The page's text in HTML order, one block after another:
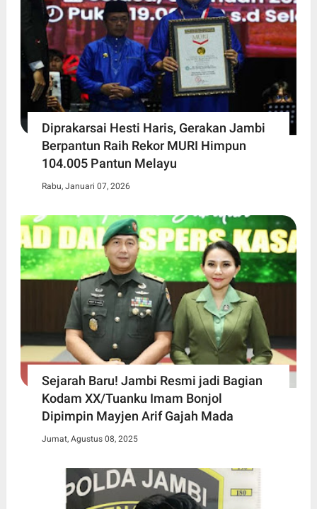
Diprakarsai Hesti Haris, Gerakan Jambi
Berpantun Raih Rekor MURI Himpun
104.005 Pantun Melayu
Rabu, Januari 07, 2026
Sejarah Baru! Jambi Resmi jadi Bagian
Kodam XX/Tuanku Imam Bonjol
Dipimpin Mayjen Arif Gajah Mada
Jumat, Agustus 08, 2025